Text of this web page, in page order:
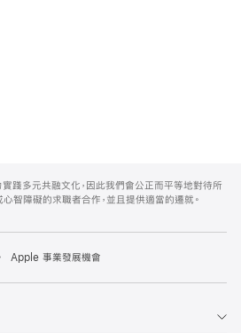
踐多元共融文化，因此我們會公正而平等地對待所
智障礙的求職者合作，並且提供適當的遷就。
Apple 事業發展機會